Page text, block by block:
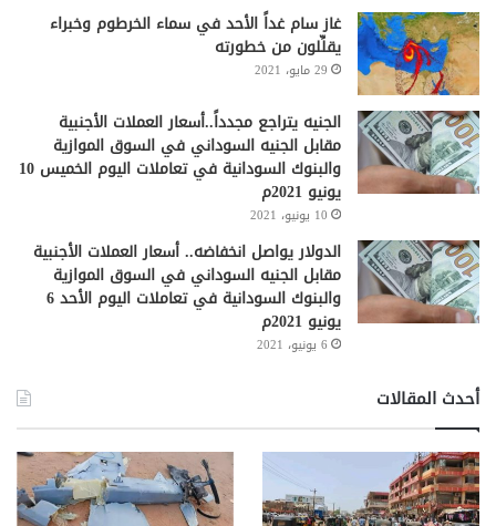
غاز سام غداً الأحد في سماء الخرطوم وخبراء
يقلِّلون من خطورته
29 مايو، 2021
الجنيه يتراجع مجدداً..أسعار العملات الأجنبية
مقابل الجنيه السوداني في السوق الموازية
والبنوك السودانية في تعاملات اليوم الخميس 10
يونيو 2021م
10 يونيو، 2021
الدولار يواصل انخفاضه.. أسعار العملات الأجنبية
مقابل الجنيه السوداني في السوق الموازية
والبنوك السودانية في تعاملات اليوم الأحد 6
يونيو 2021م
6 يونيو، 2021
أحدث المقالات